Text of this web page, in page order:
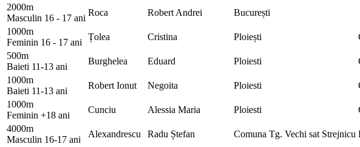
2000m
Masculin 16 - 17 ani
Roca Robert Andrei București
1000m
Feminin 16 - 17 ani
Țolea Cristina Ploiești
500m
Baieti 11-13 ani
Burghelea Eduard Ploiesti
1000m
Baieti 11-13 ani
Robert Ionut Negoita Ploiesti
1000m
Feminin +18 ani
Cunciu Alessia Maria Ploiesti
4000m
Masculin 16-17 ani
Alexandrescu Radu Ștefan Comuna Tg. Vechi sat Strejnicu